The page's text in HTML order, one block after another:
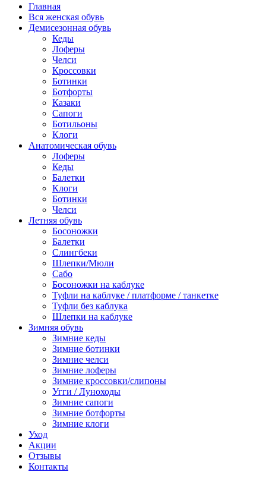
Главная
Вся женская обувь
Демисезонная обувь
Кеды
Лоферы
Челси
Кроссовки
Ботинки
Ботфорты
Казаки
Сапоги
Ботильоны
Клоги
Анатомическая обувь
Лоферы
Кеды
Балетки
Клоги
Ботинки
Челси
Летняя обувь
Босоножки
Балетки
Слингбеки
Шлепки/Мюли
Сабо
Босоножки на каблуке
Туфли на каблуке / платформе / танкетке
Туфли без каблука
Шлепки на каблуке
Зимняя обувь
Зимние кеды
Зимние ботинки
Зимние челси
Зимние лоферы
Зимние кроссовки/слипоны
Угги / Луноходы
Зимние сапоги
Зимние ботфорты
Зимние клоги
Уход
Акции
Отзывы
Контакты